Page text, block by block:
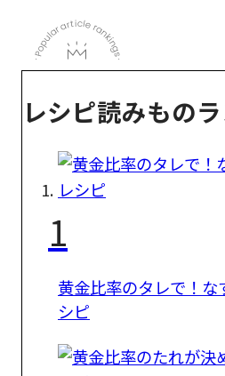
レシピ読みもの
1
黄金比率のタレで！
シピ